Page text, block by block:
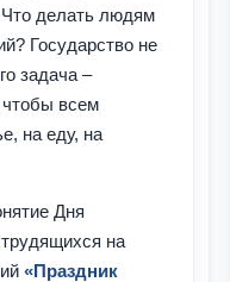
Что делать людям
Государство не
задача –
чтобы всем
на еду, на
Дня
на
«Праздник